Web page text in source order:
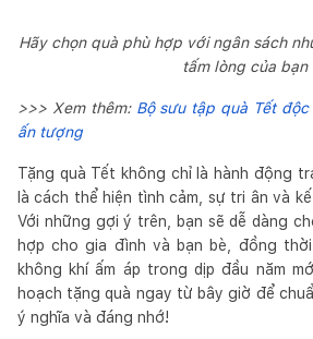
Hãy chọn quà phù hợp với ngân sách
tấm lòng của bạn
>>> Xem thêm: Bộ sưu tập quà Tết
ấn tượng
Tặng quà Tết không chỉ là hành động
là cách thể hiện tình cảm, sự tri ân và
Với những gợi ý trên, bạn sẽ dễ dàng
hợp cho gia đình và bạn bè, đồng
không khí ấm áp trong dịp đầu năm
hoạch tặng quà ngay từ bây giờ để
ý nghĩa và đáng nhớ!